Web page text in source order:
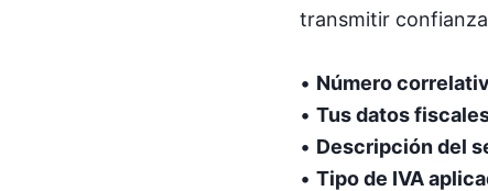
transmitir
• Número
• Tus datos
• Descripción del
• Tipo de IVA